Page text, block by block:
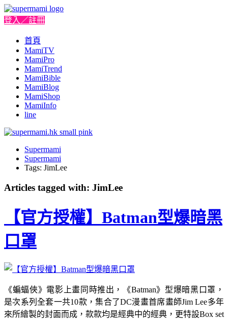
登入／註冊
首頁
MamiTV
MamiPro
MamiTrend
MamiBible
MamiBlog
MamiShop
MamiInfo
line
Supermami
Supermami
Tags: JimLee
Articles tagged with: JimLee
【官方授權】Batman型爆暗黑
口罩
《蝙蝠俠》電影上畫同時推出，《Batman》型爆暗黑口罩，
是次系列全套一共10款，集合了DC漫畫首席畫師Jim Lee多年
來所繪製的封面而成，款款均是經典中的經典，更特設Box set